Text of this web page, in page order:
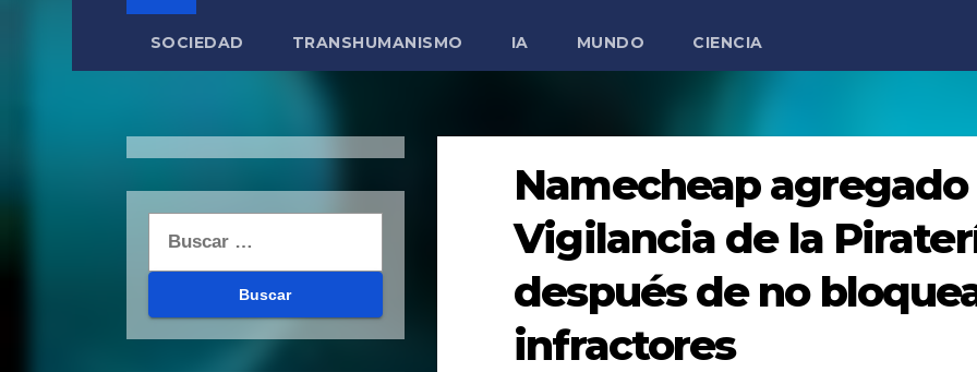
SOCIEDAD TRANSHUMANISMO IA MUNDO CIENCIA
Namecheap
Vigilancia de la
después de no
infractores